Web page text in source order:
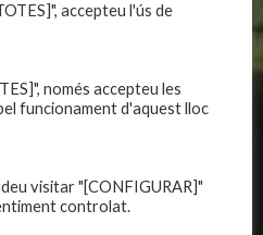
Primer equip masculí
Primer equip femení
C.E. El Vilar
accepteu l'ús de
només accepteu les
funcionament d'aquest lloc
visitar "[CONFIGURAR]"
controlat.